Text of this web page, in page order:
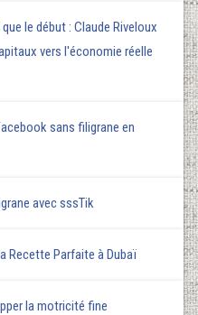
le début : Claude Riveloux
vers l'économie réelle
sans filigrane en
avec sssTik
Recette Parfaite à Dubaï
la motricité fine